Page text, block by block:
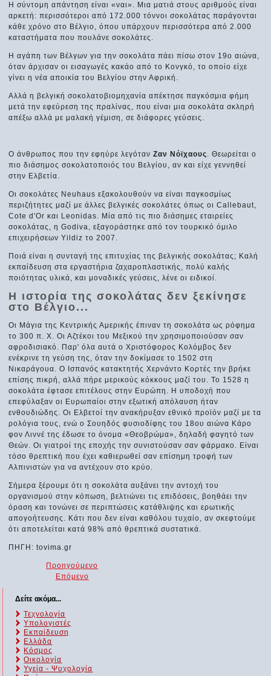
Η σύντομη απάντηση είναι «ναι». Μια ματιά στους αριθμούς είναι
αρκετή: περισσότεροι από 172.000 τόννοι σοκολάτας παράγονται
κάθε χρόνο στο Βέλγιο, όπου υπάρχουν περισσότερα από 2.000
καταστήματα που πουλάνε σοκολάτες.
Η αγάπη των Βέλγων για την σοκολάτα πάει πίσω στον 19ο αιώνα,
όταν άρχισαν οι εισαγωγές κακάο από το Κονγκό, το οποίο είχε
γίνει η νέα αποικία του Βελγίου στην Αφρική.
Αλλά η βελγική σοκολατοβιομηχανία απέκτησε παγκόσμια φήμη
μετά την εφεύρεση της πραλίνας, που είναι μια σοκολάτα σκληρή
απέξω αλλά με μαλακή γέμιση, σε διάφορες γεύσεις.
Ο άνθρωπος που την εφηύρε λεγότανΖαν Νόϊχαους. Θεωρείται ο
πιο διάσημος σοκολατοποιός του Βελγίου, αν και είχε γεννηθεί
στην Ελβετία.
Οι σοκολάτες Neuhaus εξακολουθούν να είναι παγκοσμίως
περιζήτητες μαζί με άλλες βελγικές σοκολάτες όπως οι Callebaut,
Cote d'Or και Leonidas. Μία από τις πιο διάσημες εταιρείες
σοκολάτας, η Godiva, εξαγοράστηκε από τον τουρκικό όμιλο
επιχειρήσεων Yildiz το 2007.
Ποιά είναι η συνταγή της επιτυχίας της βελγικής σοκολάτας; Καλή
εκπαίδευση στα εργαστήρια ζαχαροπλαστικής, πολύ καλής
ποιότητας υλικά, και μοναδικές γεύσεις, λένε οι ειδικοί.
Η ιστορία της σοκολάτας δεν ξεκίνησε
στο Βέλγιο...
Οι Μάγια της Κεντρικής Αμερικής έπιναν τη σοκολάτα ως ρόφημα
το 300 π. Χ. Οι Αζτέκοι του Μεξικού την χρησιμοποιούσαν σαν
αφροδισιακό. Παρ' όλα αυτά ο Χριστόφορος Κολόμβος δεν
ενέκρινε τη γεύση της, όταν την δοκίμασε το 1502 στη
Νικαράγουα. Ο Ισπανός κατακτητής Χερνάντο Κορτές την βρήκε
επίσης πικρή, αλλά πήρε μερικούς κόκκους μαζί του. Το 1528 η
σοκολάτα έφτασε επιτέλους στην Ευρώπη. Η υποδοχή που
επεφύλαξαν οι Ευρωπαίοι στην εξωτική απόλαυση ήταν
ενθουδιώδης. Οι Ελβετοί την ανακήρυξαν εθνικό προϊόν μαζί με τα
ρολόγια τους, ενώ ο Σουηδός φυσιοδίφης του 18ου αιώνα Κάρο
φον Λιννέ της έδωσε το όνομα «Θεοβρώμα», δηλαδή φαγητό των
Θεών. Οι γιατροί της εποχής την συνιστούσαν σαν φάρμακο. Είναι
τόσο θρεπτική που έχει καθιερωθεί σαν επίσημη τροφή των
Αλπινιστών για να αντέχουν στο κρύο.
Σήμερα ξέρουμε ότι η σοκολάτα αυξάνει την αντοχή του
οργανισμού στην κόπωση, βελτιώνει τις επιδόσεις, βοηθάει την
όραση και τονώνει σε περιπτώσεις κατάθλιψης και ερωτικής
απογοήτευσης. Κάτι που δεν είναι καθόλου τυχαίο, αν σκεφτούμε
ότι αποτελείται κατά 98% από θρεπτικά συστατικά.
ΠΗΓΗ: tovima.gr
Προηγούμενο
Επόμενο
Δείτε ακόμα...
Τεχνολογία
Υπολογιστές
Εκπαίδευση
Ελλάδα
Κόσμος
Οικολογία
Υγεία - Ψυχολογία